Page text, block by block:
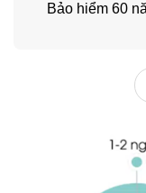
Bảo hiểm 60